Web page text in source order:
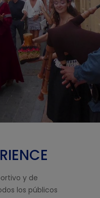
y de
los públicos